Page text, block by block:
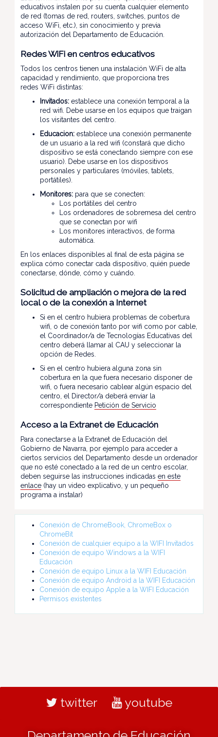
educativos instalen por su cuenta cualquier elemento
de red (tomas de red, routers, switches, puntos de
acceso WiFi, etc.), sin conocimiento y previa
autorización del Departamento de Educación.
Redes WiFi en centros educativos
Todos los centros tienen una instalación WiFi de alta
capacidad y rendimiento, que proporciona tres
redes WiFi distintas:
Invitados: establece una conexión temporal a la
red wifi. Debe usarse en los equipos que traigan
los visitantes del centro.
Educacion: establece una conexión permanente
de un usuario a la red wifi (constará que dicho
dispositivo se está conectando siempre con ese
usuario). Debe usarse en los dispositivos
personales y particulares (móviles, tablets,
portátiles).
Monitores: para que se conecten:
Los portátiles del centro
Los ordenadores de sobremesa del centro
que se conectan por wifi
Los monitores interactivos, de forma
automática.
En los enlaces disponibles al final de esta página se
explica cómo conectar cada dispositivo, quién puede
conectarse, dónde, cómo y cuándo.
Solicitud de ampliación o mejora de la red
local o de la conexión a Internet
Si en el centro hubiera problemas de cobertura
wifi, o de conexión tanto por wifi como por cable,
el Coordinador/a de Tecnologías Educativas del
centro deberá llamar al CAU y seleccionar la
opción de Redes.
Si en el centro hubiera alguna zona sin
cobertura en la que fuera necesario disponer de
wifi, o fuera necesario cablear algún espacio del
centro, el Director/a deberá enviar la
correspondiente Petición de Servicio
Acceso a la Extranet de Educación
Para conectarse a la Extranet de Educación del
Gobierno de Navarra, por ejemplo para acceder a
ciertos servicios del Departamento desde un ordenador
que no esté conectado a la red de un centro escolar,
deben seguirse las instrucciones indicadas en este
enlace (hay un video explicativo, y un pequeño
programa a instalar)
Conexión de ChromeBook, ChromeBox o
ChromeBit
Conexión de cualquier equipo a la WIFI Invitados
Conexión de equipo Windows a la WIFI
Educación
Conexión de equipo Linux a la WIFI Educación
Conexión de equipo Android a la WIFI Educación
Conexión de equipo Apple a la WIFI Educación
Permisos existentes
twitter youtube